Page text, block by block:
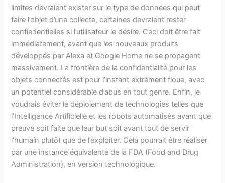
limites devraient exister sur le type de données qui peut
faire l’objet d’une collecte, certaines devraient rester
confiedentielles si l’utilisateur le désire. Ceci doit être fait
immédiatement, avant que les nouveaux produits
développés par Alexa et Google Home ne se propagent
massivement. La frontière de la confidentialité pour les
objets connectés est pour l’instant extrêment floue, avec
un potentiel considérable d’abus en tout genre. Enfin, je
voudrais éviter le déploiement de technologies telles que
l’Intelligence Artificielle et les robots automatisés avant que
preuve soit faite que leur but soit avant tout de servir
l’humain plutôt que de l’exploiter. Cela pourrait être réaliser
par une instance équivalente de la FDA (Food and Drug
Administration), en version technologique.